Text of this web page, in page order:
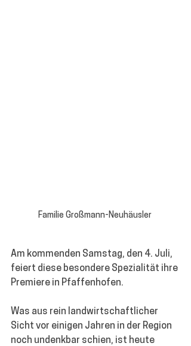
Familie Großmann-Neuhäusler
Am kommenden Samstag, den 4. Juli,
feiert diese besondere Spezialität ihre
Premiere in Pfaffenhofen.
Was aus rein landwirtschaftlicher
Sicht vor einigen Jahren in der Region
noch undenkbar schien, ist heute